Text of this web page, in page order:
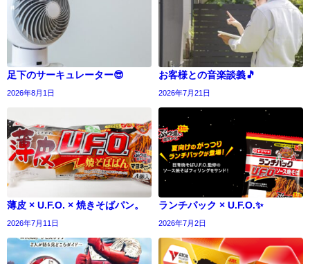
足下のサーキュレーター😎
2026年8月1日
お客様との音楽談義🎵
2026年7月21日
薄皮 × U.F.O. × 焼きそばパン。
2026年7月11日
ランチパック × U.F.O.✨
2026年7月2日